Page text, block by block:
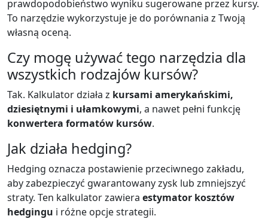
prawdopodobieństwo wyniku sugerowane przez kursy.
To narzędzie wykorzystuje je do porównania z Twoją
własną oceną.
Czy mogę używać tego narzędzia dla
wszystkich rodzajów kursów?
Tak. Kalkulator działa z kursami amerykańskimi,
dziesiętnymi i ułamkowymi, a nawet pełni funkcję
konwertera formatów kursów.
Jak działa hedging?
Hedging oznacza postawienie przeciwnego zakładu,
aby zabezpieczyć gwarantowany zysk lub zmniejszyć
straty. Ten kalkulator zawiera estymator kosztów
hedgingu i różne opcje strategii.